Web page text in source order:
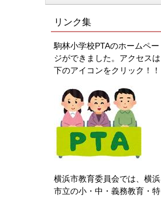
リンク集
駒林小学校PTAのホームペー
ジができました。アクセスは
下のアイコンをクリック！！
横浜市教育委員会では、横浜
市立の小・中・義務教育・特